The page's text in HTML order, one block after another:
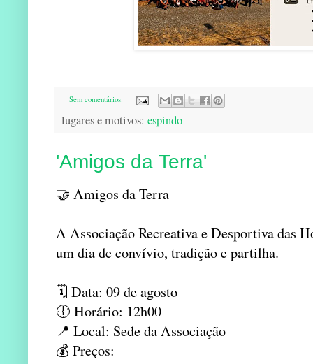
Sem comentários:
lugares e motivos: espindo
'Amigos da Terra'
🤝 Amigos da Terra
A Associação Recreativa e Desportiva das
um dia de convívio, tradição e partilha.
🗓️ Data: 09 de agosto
🕕 Horário: 12h00
📍 Local: Sede da Associação
💰 Preços: